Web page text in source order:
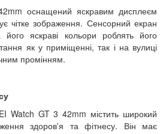
оснащений яскравим дисплеєм
чітке зображення. Сенсорний екран
його яскраві кольори роблять його
як у приміщенні, так і на вулиці
промінням.
Watch GT 3 42mm містить широкий
здоров'я та фітнесу. Він має